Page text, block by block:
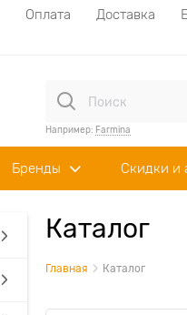
Оплата Доставка
Например: Farmina
Бренды Скидки и
Каталог
Главная Каталог